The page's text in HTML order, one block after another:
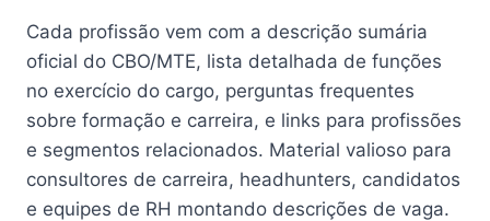
Cada profissão vem com a descrição sumária
oficial do CBO/MTE, lista detalhada de funções
no exercício do cargo, perguntas frequentes
sobre formação e carreira, e links para profissões
e segmentos relacionados. Material valioso para
consultores de carreira, headhunters, candidatos
e equipes de RH montando descrições de vaga.